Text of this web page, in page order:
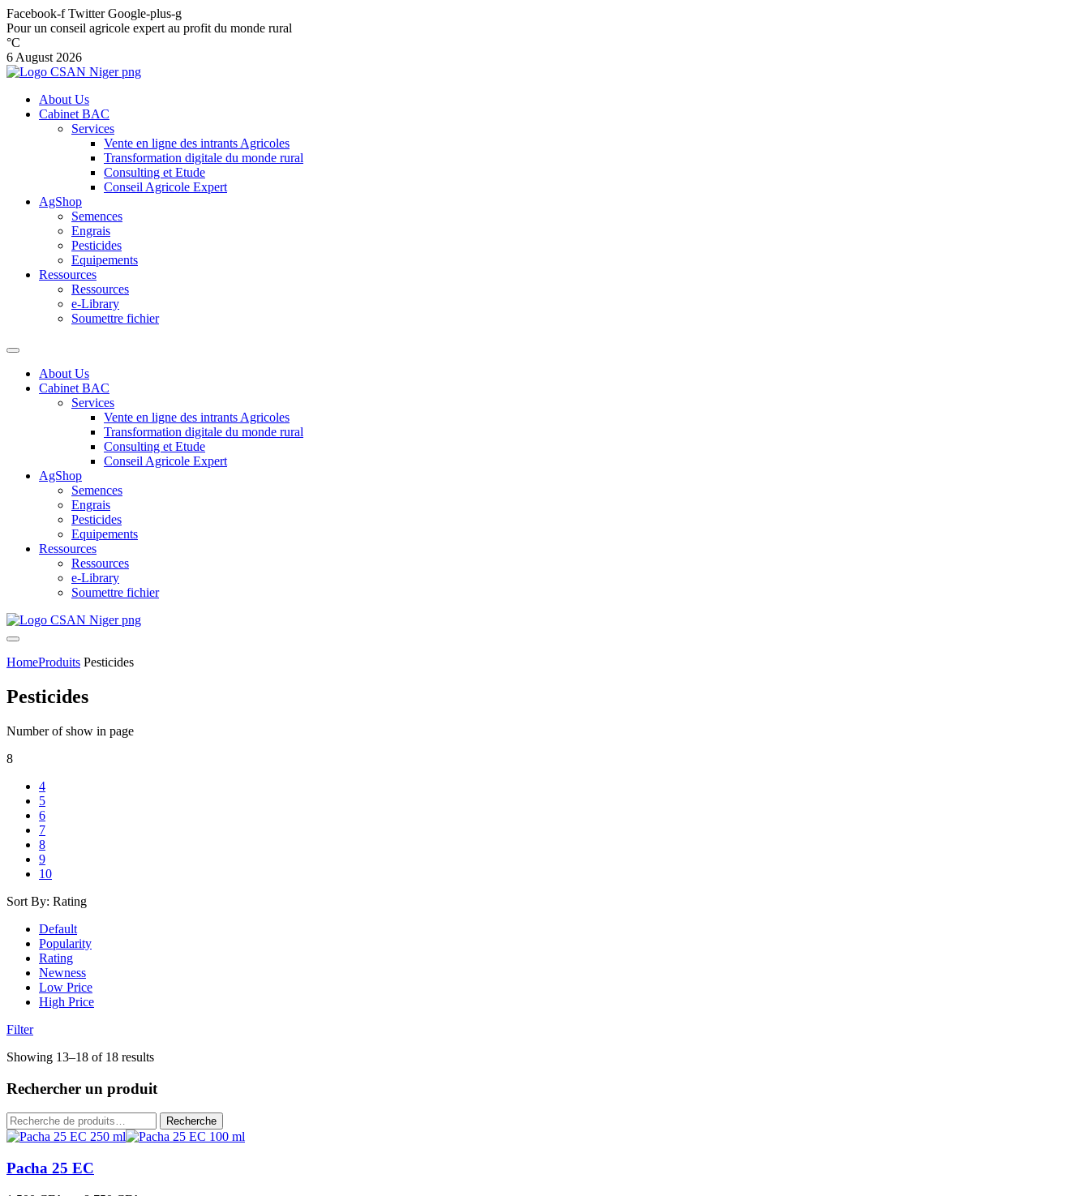
Facebook-f Twitter Google-plus-g
Pour un conseil agricole expert au profit du monde rural
°C
6 August 2026
About Us
Cabinet BAC
Services
Vente en ligne des intrants Agricoles
Transformation digitale du monde rural
Consulting et Etude
Conseil Agricole Expert
AgShop
Semences
Engrais
Pesticides
Equipements
Ressources
Ressources
e-Library
Soumettre fichier
About Us
Cabinet BAC
Services
Vente en ligne des intrants Agricoles
Transformation digitale du monde rural
Consulting et Etude
Conseil Agricole Expert
AgShop
Semences
Engrais
Pesticides
Equipements
Ressources
Ressources
e-Library
Soumettre fichier
HomeProduits Pesticides
Pesticides
Number of show in page
8
4
5
6
7
8
9
10
Sort By: Rating
Default
Popularity
Rating
Newness
Low Price
High Price
Filter
Showing 13–18 of 18 resultsTrié
note
Rechercher un produit
Recherche
pour :
Recherche
Pacha 25 EC